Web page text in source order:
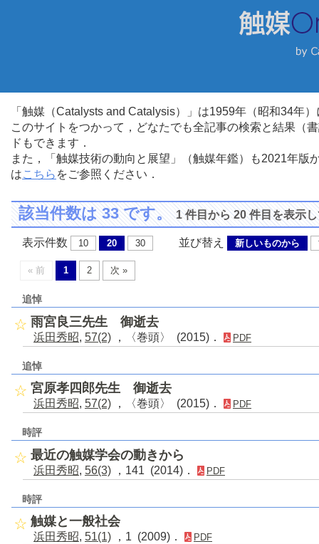
「触媒（Catalysts and Catalysis）」は1959年（昭和34年
このサイトをつかって，どなたでも全記事の検索と結果（
ドもできます．
また，「触媒技術の動向と展望」（触媒年鑑）も2021年
はこちら をご参照ください．
該当件数は 33 です。1 件目から 20 件目を表示
表示件数 10 20 30 並び替え 新しいものから
« 前 1 2 次 »
追悼
雨宮良三先生 御逝去
浜田秀昭, 57(2) ，〈巻頭〉 (2015)． PDF
追悼
宮原孝四郎先生 御逝去
浜田秀昭, 57(2) ，〈巻頭〉 (2015)． PDF
時評
最近の触媒学会の動きから
浜田秀昭, 56(3) ，141 (2014)． PDF
時評
触媒と一般社会
浜田秀昭, 51(1) ，1 (2009)． PDF